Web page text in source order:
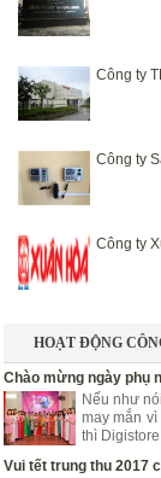
Công ty
Công ty
Công ty
HOẠT ĐỘNG
Chào mừng ngày phụ
Nếu như
may mắn
thì
góp phần
Vui tết trung thu 2017